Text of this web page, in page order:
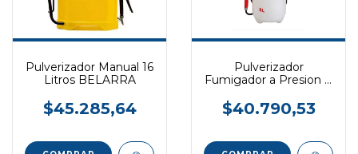
Pulverizador Manual 16
Litros BELARRA
$45.285,64
Pulverizador
Fumigador a Presion 8
$40.790,53